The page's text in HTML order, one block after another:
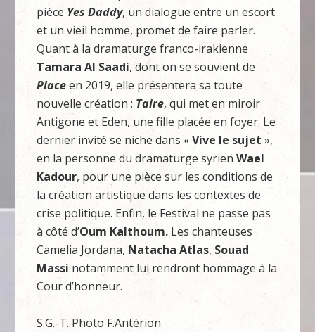
pièce Yes Daddy, un dialogue entre un escort
et un vieil homme, promet de faire parler.
Quant à la dramaturge franco-irakienne
Tamara Al Saadi, dont on se souvient de
Placeen 2019, elle présentera sa toute
nouvelle création : Taire, qui met en miroir
Antigone et Eden, une fille placée en foyer. Le
dernier invité se niche dans «Vive le sujet »,
en la personne du dramaturge syrienWael
Kadour, pour une pièce sur les conditions de
la création artistique dans les contextes de
crise politique. Enfin, le Festival ne passe pas
à côté d’Oum Kalthoum. Les chanteuses
Camelia Jordana, Natacha Atlas, Souad
Massi notamment lui rendront hommage à la
Cour d’honneur.
S.G.-T. Photo F.Antérion